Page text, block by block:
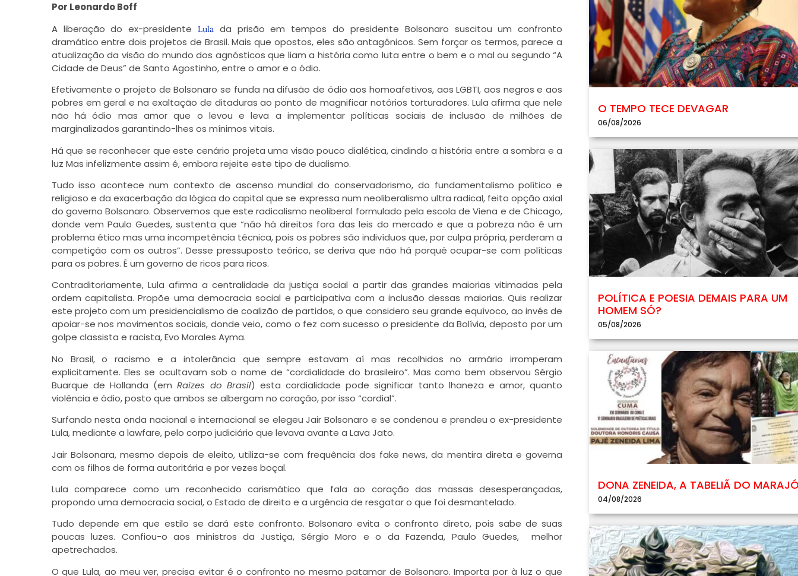
Por Leonardo Boff
A liberação do ex-presidente Lulada prisão em tempos do presidente Bolsonaro suscitou um confronto
dramático entre dois projetos de Brasil. Mais que opostos, eles são antagônicos. Sem forçar os termos, parece a
atualização da visão do mundo dos agnósticos que liam a história como luta entre o bem e o mal ou segundo “A
Cidade de Deus” de Santo Agostinho, entre o amor e o ódio.
Efetivamente o projeto de Bolsonaro se funda na difusão de ódio aos homoafetivos, aos LGBTI, aos negros e aos
pobres em geral e na exaltação de ditaduras ao ponto de magnificar notórios torturadores. Lula afirma que nele
não há ódio mas amor que o levou e leva a implementar políticas sociais de inclusão de milhões de
marginalizados garantindo-lhes os mínimos vitais.
Há que se reconhecer que este cenário projeta uma visão pouco dialética, cindindo a história entre a sombra e a
luz Mas infelizmente assim é, embora rejeite este tipo de dualismo.
Tudo isso acontece num contexto de ascenso mundial do conservadorismo, do fundamentalismo político e
religioso e da exacerbação da lógica do capital que se expressa num neoliberalismo ultra radical, feito opção axial
do governo Bolsonaro. Observemos que este radicalismo neoliberal formulado pela escola de Viena e de Chicago,
donde vem Paulo Guedes, sustenta que “não há direitos fora das leis do mercado e que a pobreza não é um
problema ético mas uma incompetência técnica, pois os pobres são indivíduos que, por culpa própria, perderam a
competição com os outros”. Desse pressuposto teórico, se deriva que não há porquê ocupar-se com políticas
para os pobres. É um governo de ricos para ricos.
Contraditoriamente, Lula afirma a centralidade da justiça social a partir das grandes maiorias vitimadas pela
ordem capitalista. Propõe uma democracia social e participativa com a inclusão dessas maiorias. Quis realizar
este projeto com um presidencialismo de coalizão de partidos, o que considero seu grande equívoco, ao invés de
apoiar-se nos movimentos sociais, donde veio, como o fez com sucesso o presidente da Bolívia, deposto por um
golpe classista e racista, Evo Morales Ayma.
No Brasil, o racismo e a intolerância que sempre estavam aí mas recolhidos no armário irromperam
explicitamente. Eles se ocultavam sob o nome de “cordialidade do brasileiro”. Mas como bem observou Sérgio
Buarque de Hollanda (emRaizes do Brasil) esta cordialidade pode significar tanto lhaneza e amor, quanto
violência e ódio, posto que ambos se albergam no coração, por isso “cordial”.
Surfando nesta onda nacional e internacional se elegeu Jair Bolsonaro e se condenou e prendeu o ex-presidente
Lula, mediante a lawfare, pelo corpo judiciário que levava avante a Lava Jato.
Jair Bolsonara, mesmo depois de eleito, utiliza-se com frequência dos fake news, da mentira direta e governa
com os filhos de forma autoritária e por vezes boçal.
Lula comparece como um reconhecido carismático que fala ao coração das massas desesperançadas,
propondo uma democracia social, o Estado de direito e a urgência de resgatar o que foi desmantelado.
Tudo depende em que estilo se dará este confronto. Bolsonaro evita o confronto direto, pois sabe de suas
poucas luzes. Confiou-o aos ministros da Justiça, Sérgio Moro e o da Fazenda, Paulo Guedes, melhor
apetrechados.
O que Lula, ao meu ver, precisa evitar é o confronto no mesmo patamar de Bolsonaro. Importa por à luz o que
O TEMPO TECE DEVAGAR
06/08/2026
POLÍTICA E POESIA DEMAIS PARA UM
HOMEM SÓ?
05/08/2026
DONA ZENEIDA, A TABELIÃ DO
04/08/2026